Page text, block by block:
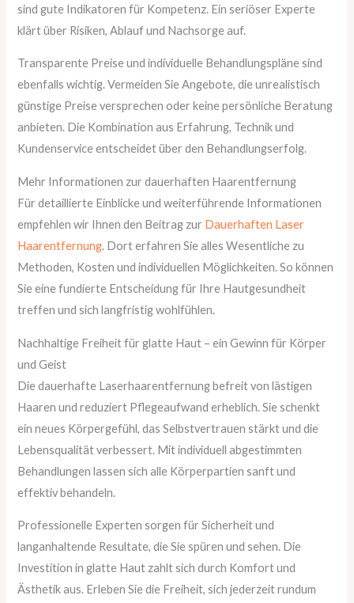
sind gute Indikatoren für Kompetenz. Ein seriöser Experte
klärt über Risiken, Ablauf und Nachsorge auf.
Transparente Preise und individuelle Behandlungspläne sind
ebenfalls wichtig. Vermeiden Sie Angebote, die unrealistisch
günstige Preise versprechen oder keine persönliche Beratung
anbieten. Die Kombination aus Erfahrung, Technik und
Kundenservice entscheidet über den Behandlungserfolg.
Mehr Informationen zur dauerhaften Haarentfernung
Für detaillierte Einblicke und weiterführende Informationen
empfehlen wir Ihnen den Beitrag zur Dauerhaften Laser
Haarentfernung. Dort erfahren Sie alles Wesentliche zu
Methoden, Kosten und individuellen Möglichkeiten. So können
Sie eine fundierte Entscheidung für Ihre Hautgesundheit
treffen und sich langfristig wohlfühlen.
Nachhaltige Freiheit für glatte Haut – ein Gewinn für Körper
und Geist
Die dauerhafte Laserhaarentfernung befreit von lästigen
Haaren und reduziert Pflegeaufwand erheblich. Sie schenkt
ein neues Körpergefühl, das Selbstvertrauen stärkt und die
Lebensqualität verbessert. Mit individuell abgestimmten
Behandlungen lassen sich alle Körperpartien sanft und
effektiv behandeln.
Professionelle Experten sorgen für Sicherheit und
langanhaltende Resultate, die Sie spüren und sehen. Die
Investition in glatte Haut zahlt sich durch Komfort und
Ästhetik aus. Erleben Sie die Freiheit, sich jederzeit rundum